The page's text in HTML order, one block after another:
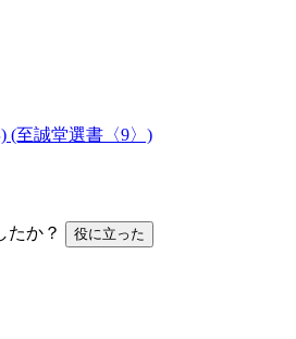
(至誠堂選書〈9〉)
たか？ 役に立った